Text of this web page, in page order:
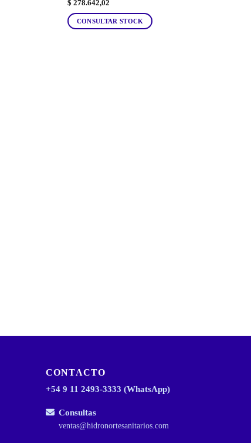
$ 278.642,02
CONSULTAR STOCK
CONTACTO
+54 9 11 2493-3333 (WhatsApp)
Consultas
ventas@hidronortesanitarios.com